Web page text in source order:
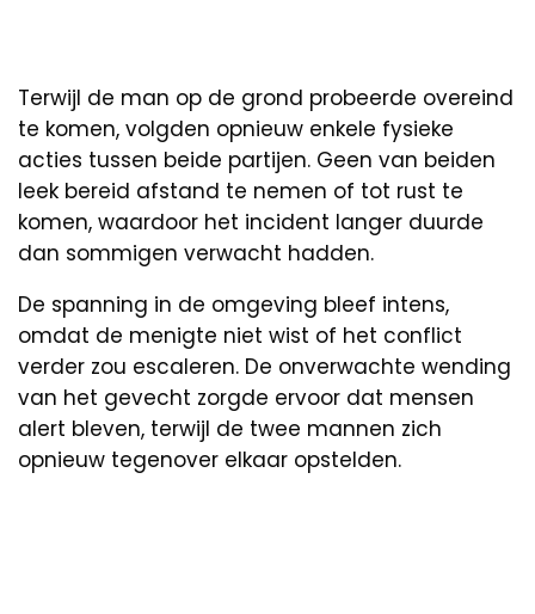
Terwijl de man op de grond probeerde overeind
te komen, volgden opnieuw enkele fysieke
acties tussen beide partijen. Geen van beiden
leek bereid afstand te nemen of tot rust te
komen, waardoor het incident langer duurde
dan sommigen verwacht hadden.
De spanning in de omgeving bleef intens,
omdat de menigte niet wist of het conflict
verder zou escaleren. De onverwachte wending
van het gevecht zorgde ervoor dat mensen
alert bleven, terwijl de twee mannen zich
opnieuw tegenover elkaar opstelden.